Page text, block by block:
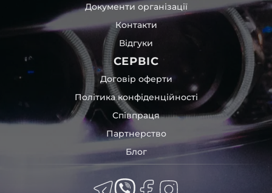
Документи організації
Контакти
Відгуки
СЕРВІС
Договір оферти
Політика конфіденційності
Співпраця
Партнерство
Блог